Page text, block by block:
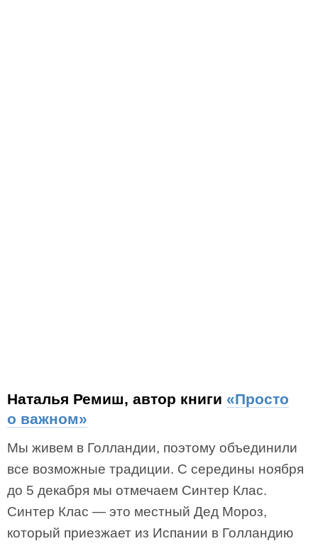
Наталья Ремиш, автор книги «Просто
о важном»
Мы живем в Голландии, поэтому объединили
все возможные традиции. С середины ноября
до 5 декабря мы отмечаем Синтер Клас.
Синтер Клас — это местный Дед Мороз,
который приезжает из Испании в Голландию